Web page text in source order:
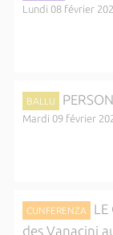
Lundi 08 février
BALLU
Mardi 09 février
CUNFERENZA
LE
des Vanacini